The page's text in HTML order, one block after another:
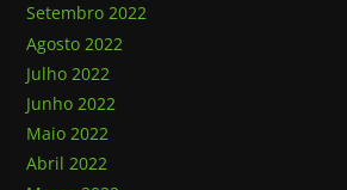
Setembro 2022
Agosto 2022
Julho 2022
Junho 2022
Maio 2022
Abril 2022